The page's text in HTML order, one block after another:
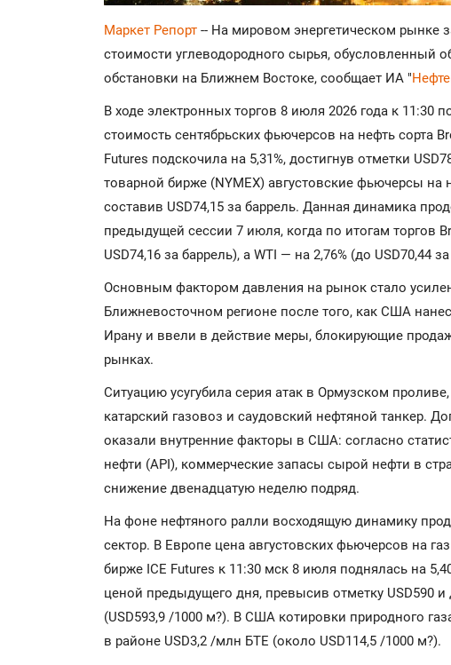
Маркет Репорт -- На мировом энергетическом рынке
стоимости углеводородного сырья, обусловленный
обстановки на Ближнем Востоке, сообщает ИА "
В ходе электронных торгов 8 июля 2026 года к 11:30
стоимость сентябрьских фьючерсов на нефть сорта
Futures подскочила на 5,31%, достигнув отметки
товарной бирже (NYMEX) августовские фьючерсы на
составив USD74,15 за баррель. Данная динамика
предыдущей сессии 7 июля, когда по итогам торгов
USD74,16 за баррель), а WTI — на 2,76% (до USD70,44
Основным фактором давления на рынок стало
Ближневосточном регионе после того, как США
Ирану и ввели в действие меры, блокирующие
рынках.
Ситуацию усугубила серия атак в Ормузском
катарский газовоз и саудовский нефтяной танкер.
оказали внутренние факторы в США: согласно
нефти (API), коммерческие запасы сырой нефти в
снижение двенадцатую неделю подряд.
На фоне нефтяного ралли восходящую динамику
сектор. В Европе цена августовских фьючерсов на
бирже ICE Futures к 11:30 мск 8 июля поднялась на
ценой предыдущего дня, превысив отметку USD590 и
(USD593,9 /1000 м?). В США котировки природного
в районе USD3,2 /млн БТЕ (около USD114,5 /1000 м?).